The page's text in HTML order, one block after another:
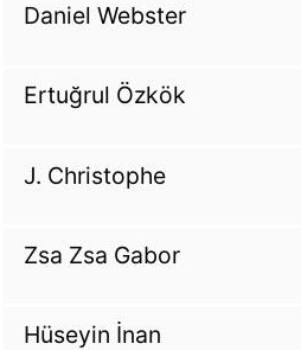
Daniel Webster
Ertuğrul Özkök
J. Christophe
Zsa Zsa Gabor
Hüseyin İnan